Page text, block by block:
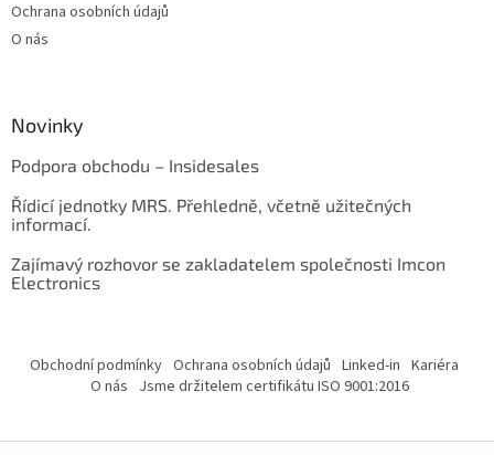
Ochrana osobních údajů
O nás
Novinky
Podpora obchodu – Insidesales
Řídicí jednotky MRS. Přehledně, včetně užitečných
informací.
Zajímavý rozhovor se zakladatelem společnosti Imcon
Electronics
Obchodní podmínky Ochrana osobních údajů Linked-in Kariéra
O nás Jsme držitelem certifikátu ISO 9001:2016